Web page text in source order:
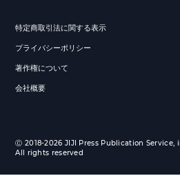
特定商取引法に関する表示
プライバシーポリシー
著作権について
会社概要
Ⓒ 2018-2026 JIJI Press Publication Service,
All rights reserved